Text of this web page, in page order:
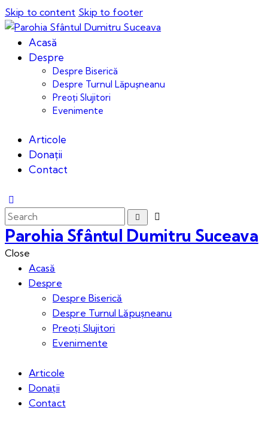
Skip to content Skip to footer
Acasă
Despre
Despre Biserică
Despre Turnul Lăpușneanu
Preoți Slujitori
Evenimente
Articole
Donații
Contact
Parohia Sfântul Dumitru Suceava
Close
Acasă
Despre
Despre Biserică
Despre Turnul Lăpușneanu
Preoți Slujitori
Evenimente
Articole
Donații
Contact